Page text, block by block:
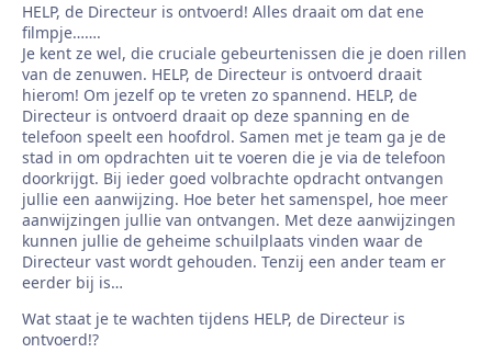
HELP, de Directeur is ontvoerd! Alles draait om dat ene
filmpje…….
Je kent ze wel, die cruciale gebeurtenissen die je doen rillen
van de zenuwen. HELP, de Directeur is ontvoerd draait
hierom! Om jezelf op te vreten zo spannend. HELP, de
Directeur is ontvoerd draait op deze spanning en de
telefoon speelt een hoofdrol. Samen met je team ga je de
stad in om opdrachten uit te voeren die je via de telefoon
doorkrijgt. Bij ieder goed volbrachte opdracht ontvangen
jullie een aanwijzing. Hoe beter het samenspel, hoe meer
aanwijzingen jullie van ontvangen. Met deze aanwijzingen
kunnen jullie de geheime schuilplaats vinden waar de
Directeur vast wordt gehouden. Tenzij een ander team er
eerder bij is…
Wat staat je te wachten tijdens HELP, de Directeur is
ontvoerd!?